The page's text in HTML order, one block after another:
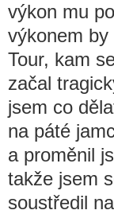
výkon mu
výkonem
Tour, kam
začal
jsem co
na páté
a proměnil
takže jsem
soustředil